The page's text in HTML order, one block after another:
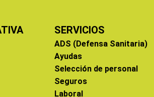
SERVICIOS
ADS (Defensa Sanitaria)
Ayudas
Selección de personal
Seguros
Laboral